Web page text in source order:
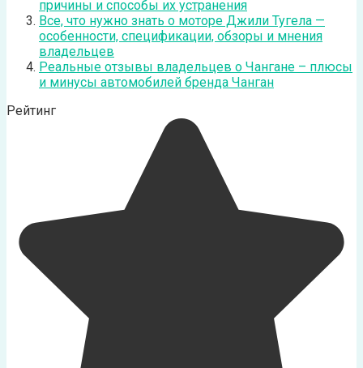
причины и способы их устранения
Все, что нужно знать о моторе Джили Тугела —
особенности, спецификации, обзоры и мнения
владельцев
Реальные отзывы владельцев о Чангане – плюсы
и минусы автомобилей бренда Чанган
Рейтинг